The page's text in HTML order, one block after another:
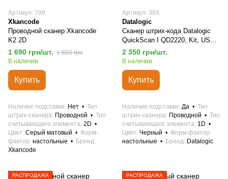
Артикул: 799
Xkancode
Проводной сканер Xkancode
K2 2D
1 690 грн/шт. 1 850 грн
В наличии
Купить
Наличие подставки Нет
Тип
штрих-сканера Проводной
Тип
считывающего элемента 2D
Цвет Серый матовый
Форм-
фактор настольные
Бренд
Xkancode
Артикул: 369
Datalogic
Сканер штрих-кода Datalogic
QuickScan I QD2220, Kit, USB,
Black (QD2220-BKK1S)
2 350 грн/шт.
В наличии
Купить
Наличие подставки Да
Тип
штрих-сканера Проводной
Тип
считывающего элемента 1D
Цвет Черный
Форм-фактор
настольные
Бренд Datalogic
РАСПРОДАЖА
РАСПРОДАЖА